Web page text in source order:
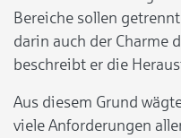
Bereiche sollen
darin auch der Charme
beschreibt er die
Aus diesem Grund
viele Anforderungen